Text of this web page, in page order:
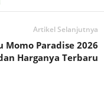
Artikel Selanjutnya
Momo Paradise 2026
Harganya Terbaru